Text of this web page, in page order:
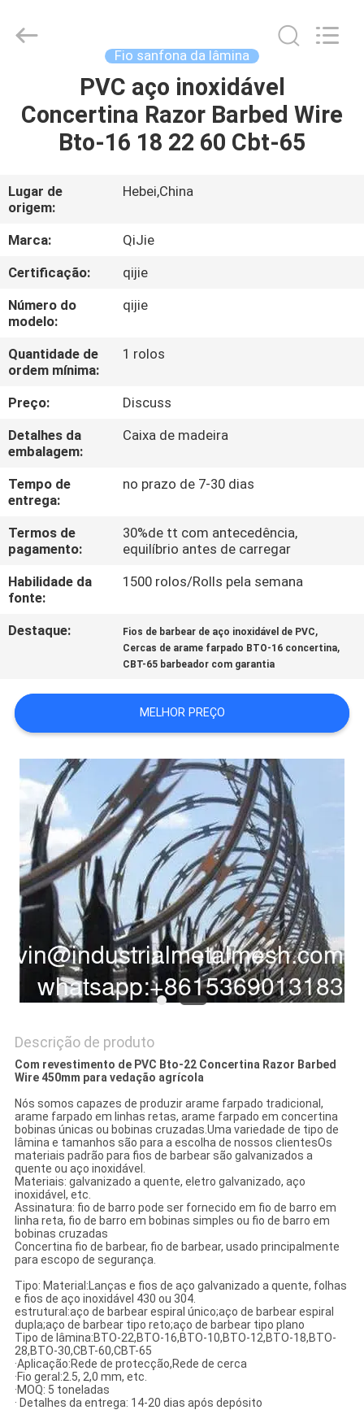
PRODUTOS
SOBRE
NÓS
EXCURSÃO
DA
FÁBRICA
CONTROLE
DA
QUALIDADE
CONTACTE-
NOS
PEÇA
UMAS
CITAÇÕES
DO
SITE
PRIVACY
POLICY
Mesh
MFG
Fio sanfona da lâmina
PVC aço inoxidável
Concertina Razor Barbed Wire
Bto-16 18 22 60 Cbt-65
Lugar de
origem:
Hebei,China
Marca:
QiJie
Certificação:
qijie
Número do
modelo:
qijie
Quantidade de
ordem mínima:
1 rolos
Preço:
Discuss
Detalhes da
embalagem:
Caixa de madeira
Tempo de
entrega:
no prazo de 7-30 dias
Termos de
pagamento:
30%de tt com antecedência,
equilíbrio antes de carregar
Habilidade da
fonte:
1500 rolos/Rolls pela semana
Destaque: Fios de barbear de aço inoxidável de PVC,
Cercas de arame farpado BTO-16 concertina,
CBT-65 barbeador com garantia
MELHOR PREÇO
Descrição de produto
Com revestimento de PVC Bto-22 Concertina Razor Barbed
Wire 450mm para vedação agrícola
Nós somos capazes de produzir arame farpado tradicional,
arame farpado em linhas retas, arame farpado em concertina
bobinas únicas ou bobinas cruzadas.Uma variedade de tipo de
lâmina e tamanhos são para a escolha de nossos clientesOs
materiais padrão para fios de barbear são galvanizados a
quente ou aço inoxidável.
Materiais: galvanizado a quente, eletro galvanizado, aço
inoxidável, etc.
Assinatura: fio de barro pode ser fornecido em fio de barro em
linha reta, fio de barro em bobinas simples ou fio de barro em
bobinas cruzadas
Concertina fio de barbear, fio de barbear, usado principalmente
para escopo de segurança.
Tipo: Material:Lanças e fios de aço galvanizado a quente, folhas
e fios de aço inoxidável 430 ou 304.
estrutural:aço de barbear espiral único;aço de barbear espiral
dupla;aço de barbear tipo reto;aço de barbear tipo plano
Tipo de lâmina:BTO-22,BTO-16,BTO-10,BTO-12,BTO-18,BTO-
28,BTO-30,CBT-60,CBT-65
·Aplicação:Rede de protecção,Rede de cerca
·Fio geral:2.5, 2,0 mm, etc.
·MOQ: 5 toneladas
· Detalhes da entrega: 14-20 dias após depósito